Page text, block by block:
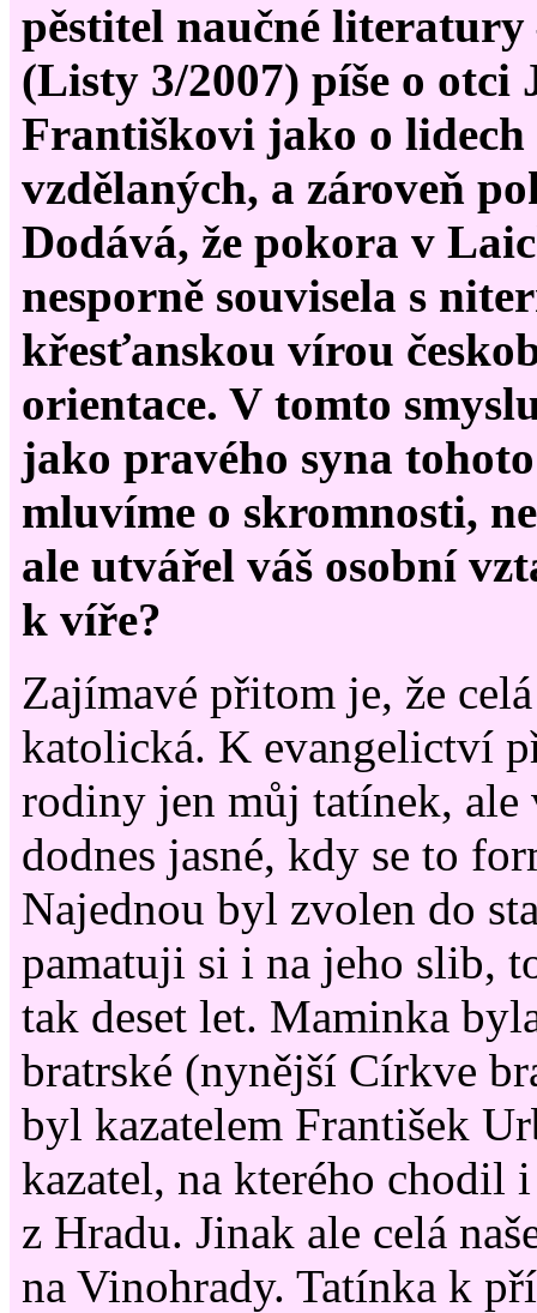
pěstitel naučné
(Listy 3/2007) píše o otci
Františkovi jako o lidech
vzdělaných, a zároveň
Dodává, že pokora v
nesporně souvisela s
křesťanskou vírou
orientace. V tomto
jako pravého syna
mluvíme o skromnosti,
ale utvářel váš osobní
k víře?
Zajímavé přitom je, že
katolická. K evangelictví
rodiny jen můj tatínek, ale
dodnes jasné, kdy se to
Najednou byl zvolen do
pamatuji si i na jeho slib,
tak deset let. Maminka
bratrské (nynější Církve
byl kazatelem František
kazatel, na kterého chodil
z Hradu. Jinak ale celá
na Vinohrady. Tatínka k